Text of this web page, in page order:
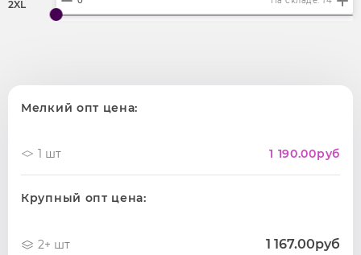
2XL
Мелкий опт цена:
1 шт 1 190.00руб
Крупный опт цена:
2+ шт 1 167.00руб